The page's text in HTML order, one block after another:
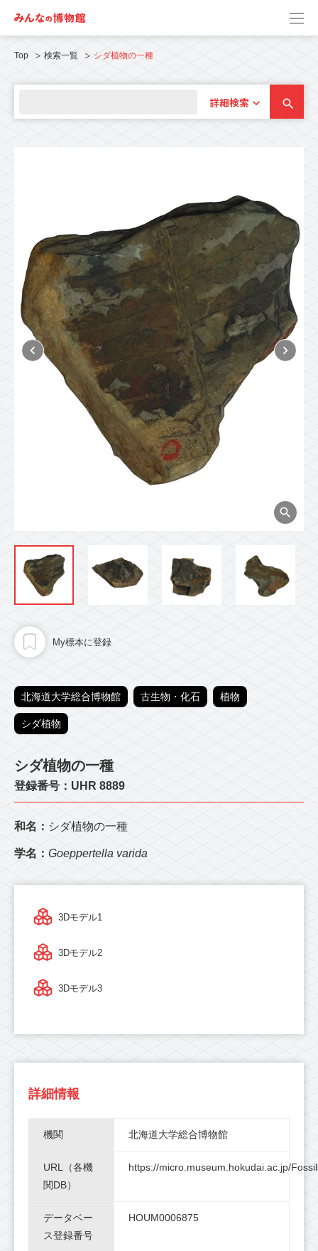
Top 検索一覧 シダ植物の一種
詳細検索
My標本に登録
北海道大学総合博物館 古生物・化石 植物
シダ植物
シダ植物の一種
登録番号：UHR 8889
和名： シダ植物の一種
学名： Goeppertella varida
3Dモデル1
3Dモデル2
3Dモデル3
詳細情報
機関 北海道大学総合博物館
URL（各機
関DB）
https://micro.museum.hokudai.ac.jp/
データベー
ス登録番号
HOUM0006875